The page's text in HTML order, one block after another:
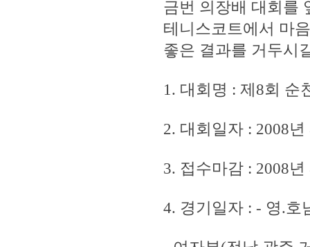
금번 의장배 대회를
테니스코트에서 마
좋은 결과를 거두시
1. 대회명 : 제8회 순
2. 대회일자 : 2008
3. 접수마감 : 2008
4. 경기일자 : - 영.호